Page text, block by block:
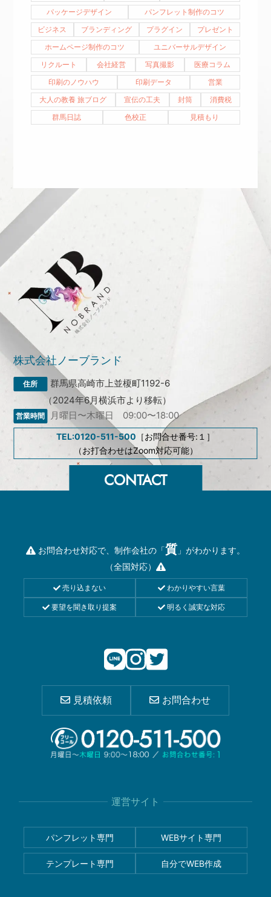
パッケージデザイン
パンフレット制作のコツ
ビジネス
ブランディング プラグイン
プレゼント
ホームページ制作のコツ
ユニバーサルデザイン
リクルート
会社経営 写真撮影
医療コラム
印刷のノウハウ
印刷データ
営業
大人の教養 旅ブログ
宣伝の工夫 封筒
消費税
群馬日誌
色校正 見積もり
株式会社ノーブランド
群馬県高崎市上並榎町1192-6
（2024年6月横浜市より移転）
月曜日〜木曜日 09:00〜18:00
TEL:0120-511-500 ［お問合せ番号:１］
（お打合わせはZoom対応可能）
お問合わせ対応で、制作会社の「質 」がわかります。
（全国対応）
売り込まない わかりやすい言葉
要望を聞き取り提案 明るく誠実な対応
見積依頼 お問合わせ
運営サイト
パンフレット専門 WEBサイト専門
テンプレート専門 自分でWEB作成